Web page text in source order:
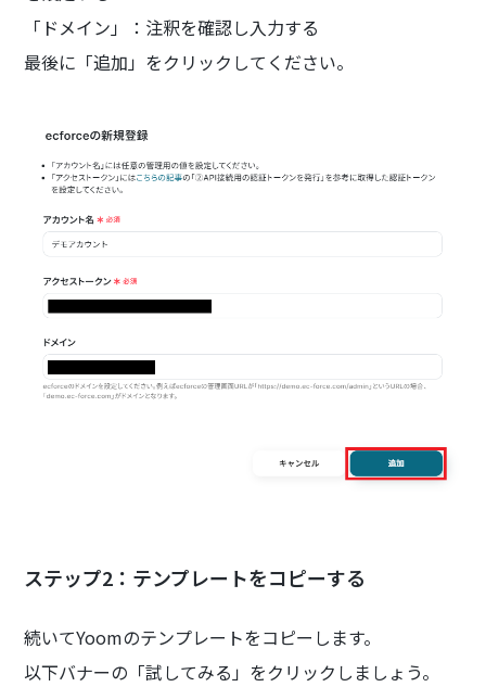
「ドメイン」：注釈を確認し入力する
最後に「追加」をクリックしてください。
ステップ2：テンプレートをコピーする
続いてYoomのテンプレートをコピーします。
以下バナーの「試してみる」をクリックしましょう。